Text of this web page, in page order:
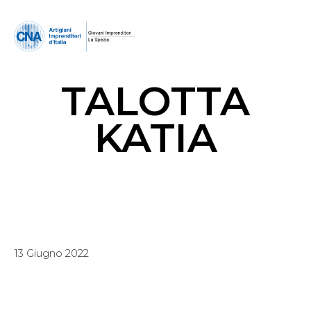
TALOTTA
KATIA
13 Giugno 2022